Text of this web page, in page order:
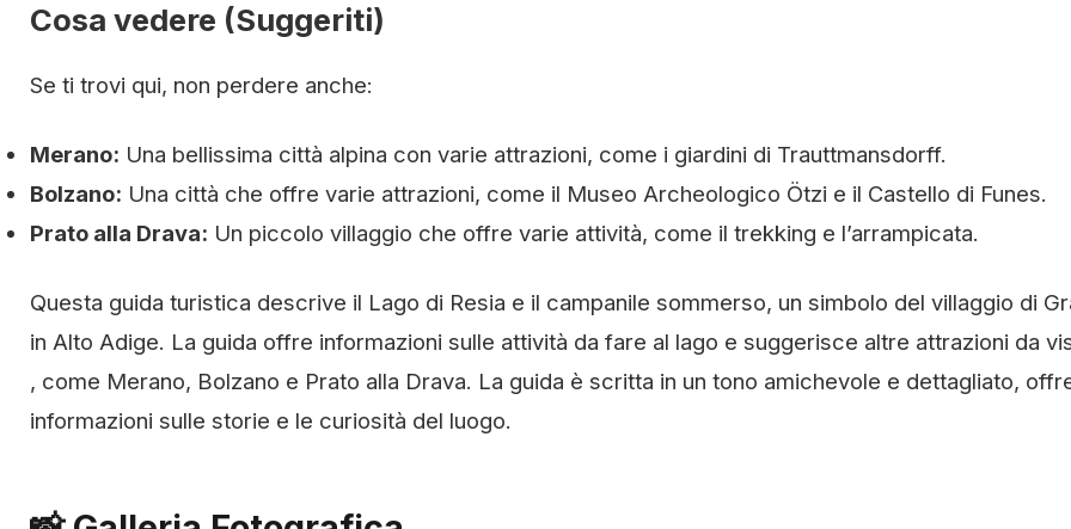
Cosa vedere (Suggeriti)
Se ti trovi qui, non perdere anche:
Merano: Una bellissima città alpina con varie attrazioni, come i giardini di Trauttmansdorff.
Bolzano: Una città che offre varie attrazioni, come il Museo Archeologico Ötzi e il Castello di Funes.
Prato alla Drava: Un piccolo villaggio che offre varie attività, come il trekking e l’arrampicata.
Questa guida turistica descrive il Lago di Resia e il campanile sommerso, un simbolo del villaggio di
in Alto Adige. La guida offre informazioni sulle attività da fare al lago e suggerisce altre attrazioni da
, come Merano, Bolzano e Prato alla Drava. La guida è scritta in un tono amichevole e dettagliato,
informazioni sulle storie e le curiosità del luogo.